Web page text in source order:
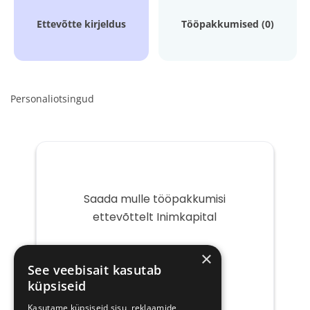
Ettevõtte kirjeldus Tööpakkumised (0)
Personaliotsingud
Saada mulle tööpakkumisi
ettevõttelt Inimkapital
post
×
See veebisait kasutab
küpsiseid
Kasutame küpsiseid sisu, reklaamide